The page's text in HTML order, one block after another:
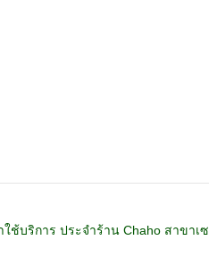
ช้บริการ ประจำร้าน Chaho สาขาเซ